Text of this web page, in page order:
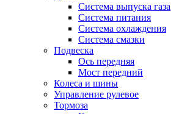
Система выпуска газа
Система питания
Система охлаждения
Система смазки
Подвеска
Ось передняя
Мост передний
Колеса и шины
Управление рулевое
Тормоза